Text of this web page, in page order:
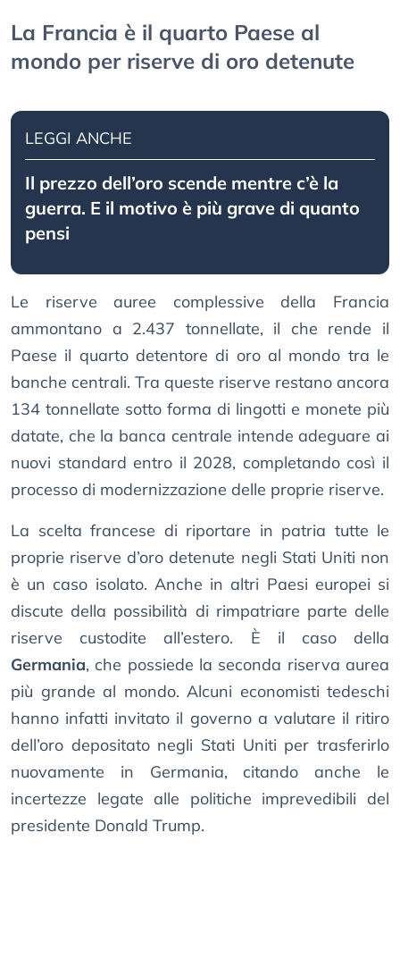
La Francia è il quarto Paese al
mondo per riserve di oro detenute
LEGGI ANCHE
Il prezzo dell’oro scende mentre c’è la
guerra. E il motivo è più grave di quanto
pensi
Le riserve auree complessive della Francia
ammontano a 2.437 tonnellate, il che rende il
Paese il quarto detentore di oro al mondo tra le
banche centrali. Tra queste riserve restano ancora
134 tonnellate sotto forma di lingotti e monete più
datate, che la banca centrale intende adeguare ai
nuovi standard entro il 2028, completando così il
processo di modernizzazione delle proprie riserve.
La scelta francese di riportare in patria tutte le
proprie riserve d’oro detenute negli Stati Uniti non
è un caso isolato. Anche in altri Paesi europei si
discute della possibilità di rimpatriare parte delle
riserve custodite all’estero. È il caso della
Germania, che possiede la seconda riserva aurea
più grande al mondo. Alcuni economisti tedeschi
hanno infatti invitato il governo a valutare il ritiro
dell’oro depositato negli Stati Uniti per trasferirlo
nuovamente in Germania, citando anche le
incertezze legate alle politiche imprevedibili del
presidente Donald Trump.